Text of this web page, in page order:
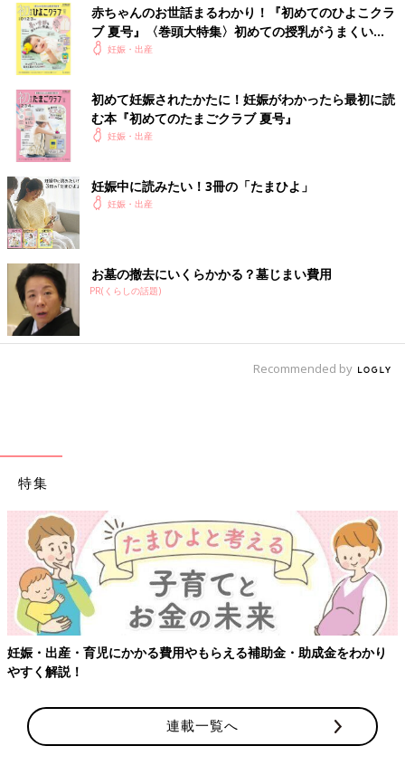
赤ちゃんのお世話まるわかり！『初めてのひよこクラ
ブ 夏号』〈巻頭大特集〉初めての授乳がうまくい
く！ おっぱい・ミルクの基本と夏のトラブル 解決テ
妊娠・出産
初めて妊娠されたかたに！妊娠がわかったら最初に読
む本『初めてのたまごクラブ 夏号』
妊娠・出産
妊娠中に読みたい！3冊の「たまひよ」
妊娠・出産
お墓の撤去にいくらかかる？墓じまい費用
PR(くらしの話題)
Recommended by
特集
妊娠・出産・育児にかかる費用やもらえる補助金・助成金をわかり
やすく解説！
連載一覧へ